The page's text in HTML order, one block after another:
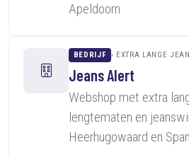
Apeldoorn
BEDRIJF EXTRA LANGE
Jeans Alert
Webshop met extra
lengtematen en
Heerhugowaard en